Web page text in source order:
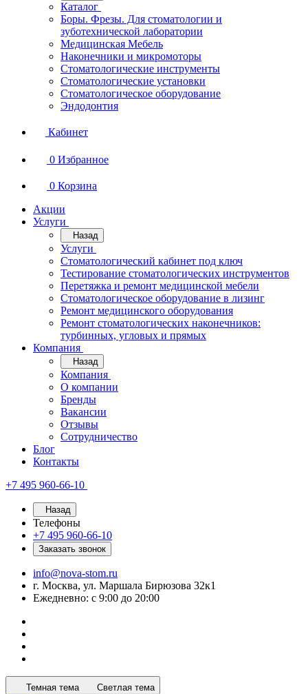
Каталог
Боры. Фрезы. Для стоматологии и
зуботехнической лаборатории
Медицинская Мебель
Наконечники и микромоторы
Стоматологические инструменты
Стоматологические установки
Стоматологическое оборудование
Эндодонтия
Кабинет
0 Избранное
0 Корзина
Акции
Услуги
Назад
Услуги
Стоматологический кабинет под ключ
Тестирование стоматологических инструментов
Перетяжка и ремонт медицинской мебели
Стоматологическое оборудование в лизинг
Ремонт медицинского оборудования
Ремонт стоматологических наконечников:
турбинных, угловых и прямых
Компания
Назад
Компания
О компании
Бренды
Вакансии
Отзывы
Сотрудничество
Блог
Контакты
+7 495 960-66-10
Назад
Телефоны
+7 495 960-66-10
Заказать звонок
info@nova-stom.ru
г. Москва, ул. Маршала Бирюзова 32к1
Ежедневно: с 9:00 до 20:00
Темная тема Светлая тема